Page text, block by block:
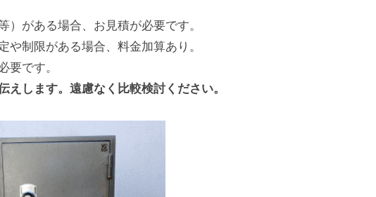
がある場合、お見積が必要です。
制限がある場合、料金加算あり。
要です。
します。遠慮なく比較検討ください。